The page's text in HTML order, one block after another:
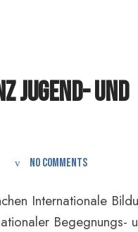
Jugend- und
No comments
Internationale
Begegnungs-